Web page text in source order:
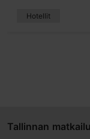
Hotellit
Tallinnan